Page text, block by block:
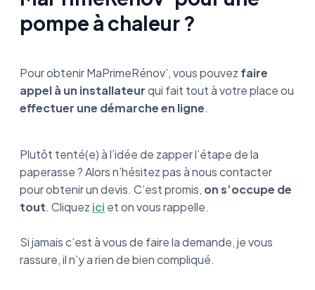
pompe à chaleur ?
Pour obtenir MaPrimeRénov’, vous pouvez faire
appel à un installateurqui fait tout à votre place ou
effectuer une démarche en ligne.
Plutôt tenté(e) à l’idée de zapper l’étape de la
paperasse ? Alors n’hésitez pas à nous contacter
pour obtenir un devis. C’est promis, on s’occupe de
tout. Cliquez ici et on vous rappelle.
Si jamais c’est à vous de faire la demande, je vous
rassure, il n’y a rien de bien compliqué.